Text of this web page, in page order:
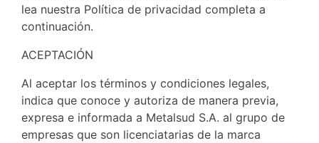
lea nuestra Política de privacidad completa a
continuación.
ACEPTACIÓN
Al aceptar los términos y condiciones legales,
indica que conoce y autoriza de manera previa,
expresa e informada a Metalsud S.A. al grupo de
empresas que son licenciatarias de la marca